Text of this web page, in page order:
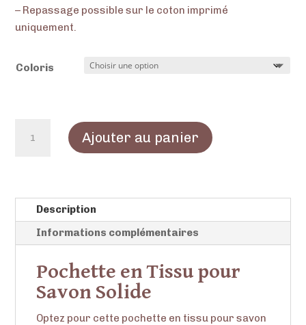
– Repassage possible sur le coton imprimé
uniquement.
Coloris
porte-
savon
doublée
Ajouter au panier
Description
Informations complémentaires
Pochette en Tissu pour
Savon Solide
Optez pour cette pochette en tissu pour savon